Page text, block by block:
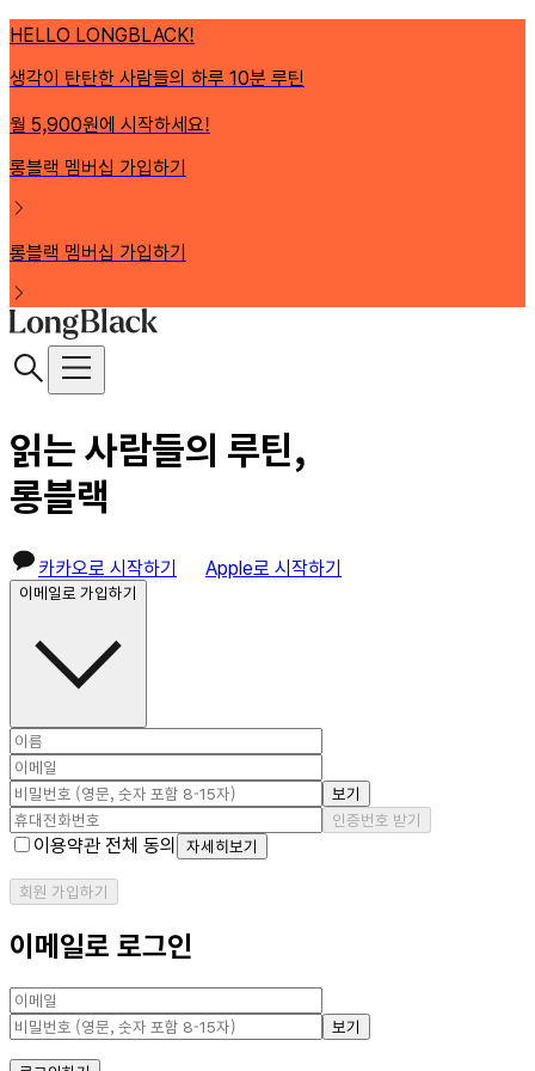
HELLO LONGBLACK!
생각이 탄탄한 사람들의 하루 10분 루틴
월 5,900원에 시작하세요!
롱블랙 멤버십 가입하기
롱블랙 멤버십 가입하기
읽는 사람들의 루틴,
롱블랙
카카오로 시작하기 Apple로 시작하기
이메일로 가입하기
보기
인증번호 받기
이용약관 전체 동의 자세히보기
회원 가입하기
이메일로 로그인
보기